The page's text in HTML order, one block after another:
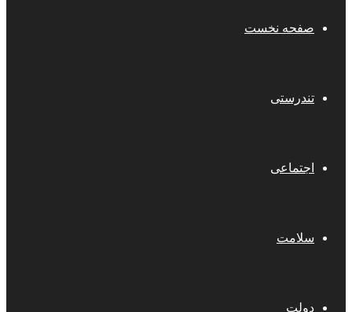
صفحه نخست
تندرستی
اجتماعی
سلامت
دولت